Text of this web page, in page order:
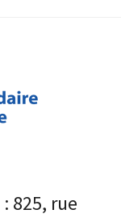
: 825, rue